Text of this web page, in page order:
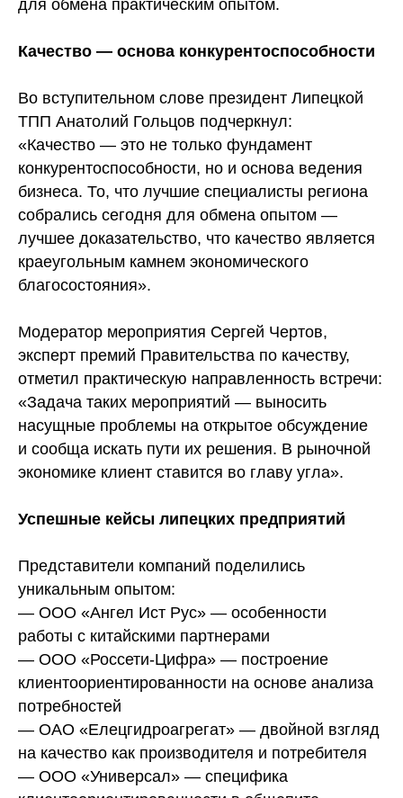
для обмена практическим опытом.
Качество — основа конкурентоспособности
Во вступительном слове президент Липецкой
ТПП Анатолий Гольцов подчеркнул:
«Качество — это не только фундамент
конкурентоспособности, но и основа ведения
бизнеса. То, что лучшие специалисты региона
собрались сегодня для обмена опытом —
лучшее доказательство, что качество является
краеугольным камнем экономического
благосостояния».
Модератор мероприятия Сергей Чертов,
эксперт премий Правительства по качеству,
отметил практическую направленность встречи:
«Задача таких мероприятий — выносить
насущные проблемы на открытое обсуждение
и сообща искать пути их решения. В рыночной
экономике клиент ставится во главу угла».
Успешные кейсы липецких предприятий
Представители компаний поделились
уникальным опытом:
— ООО «Ангел Ист Рус» — особенности
работы с китайскими партнерами
— ООО «Россети-Цифра» — построение
клиентоориентированности на основе анализа
потребностей
— ОАО «Елецгидроагрегат» — двойной взгляд
на качество как производителя и потребителя
— ООО «Универсал» — специфика